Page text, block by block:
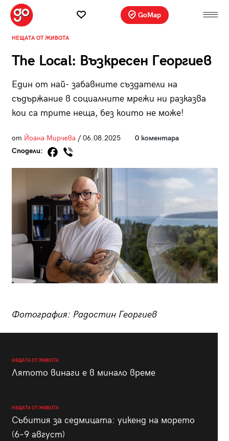
GoMap
НЕЩАТА ОТ ЖИВОТА
The Local: Възкресен Георгиев
Един от най- забавните създатели на
съдържание в социалните мрежи ни разказва
кои са трите неща, без които не може!
от Йоана Мирчева / 06.08.2025
0 коментара
Сподели:
Фотография: Радостин Георгиев
НЕЩАТА ОТ ЖИВОТА
Лятото винаги е в минало време
НЕЩАТА ОТ ЖИВОТА
Събития за седмицата: уикенд на морето
(6–9 август)